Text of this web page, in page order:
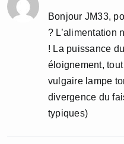
Bonjour JM33,
? L’alimentation
! La puissance
éloignement,
vulgaire lampe
divergence du
typiques)